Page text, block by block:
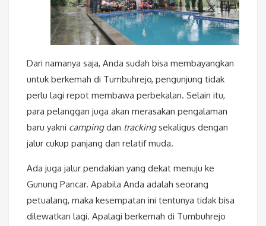
Dari namanya saja, Anda sudah bisa membayangkan
untuk berkemah di Tumbuhrejo, pengunjung tidak
perlu lagi repot membawa perbekalan. Selain itu,
para pelanggan juga akan merasakan pengalaman
baru yakni campingdan trackingsekaligus dengan
jalur cukup panjang dan relatif muda.
Ada juga jalur pendakian yang dekat menuju ke
Gunung Pancar. Apabila Anda adalah seorang
petualang, maka kesempatan ini tentunya tidak bisa
dilewatkan lagi. Apalagi berkemah di Tumbuhrejo